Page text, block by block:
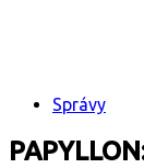
Správy